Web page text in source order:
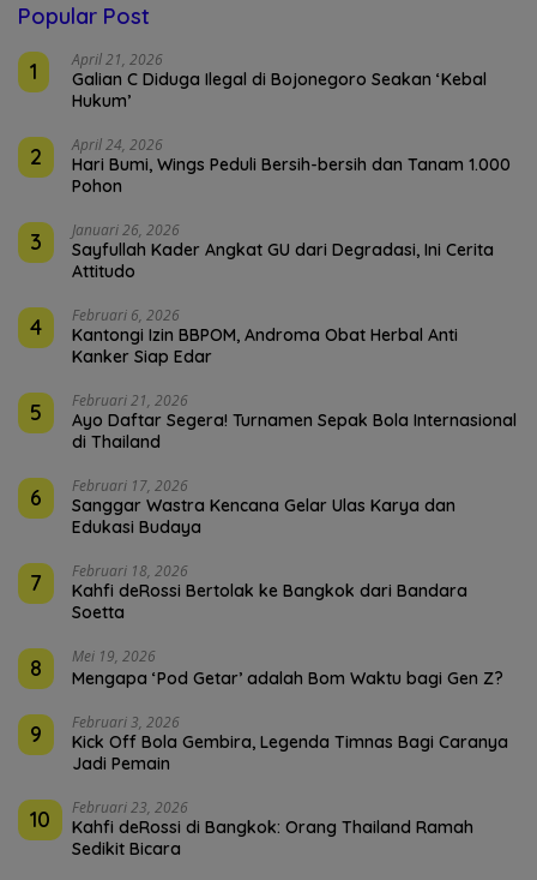
Popular Post
1
April 21, 2026
Galian C Diduga Ilegal di Bojonegoro Seakan ‘Kebal
Hukum’
2 April 24, 2026
Hari Bumi, Wings Peduli Bersih-bersih dan Tanam 1.000
Pohon
3 Januari 26, 2026
Sayfullah Kader Angkat GU dari Degradasi, Ini Cerita
Attitudo
4 Februari 6, 2026
Kantongi Izin BBPOM, Androma Obat Herbal Anti
Kanker Siap Edar
5 Februari 21, 2026
Ayo Daftar Segera! Turnamen Sepak Bola Internasional
di Thailand
6 Februari 17, 2026
Sanggar Wastra Kencana Gelar Ulas Karya dan
Edukasi Budaya
7 Februari 18, 2026
Kahfi deRossi Bertolak ke Bangkok dari Bandara
Soetta
8 Mei 19, 2026
Mengapa ‘Pod Getar’ adalah Bom Waktu bagi Gen Z?
9 Februari 3, 2026
Kick Off Bola Gembira, Legenda Timnas Bagi Caranya
Jadi Pemain
10 Februari 23, 2026
Kahfi deRossi di Bangkok: Orang Thailand Ramah
Sedikit Bicara